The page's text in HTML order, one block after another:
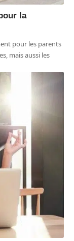
la
pour les parents
mais aussi les